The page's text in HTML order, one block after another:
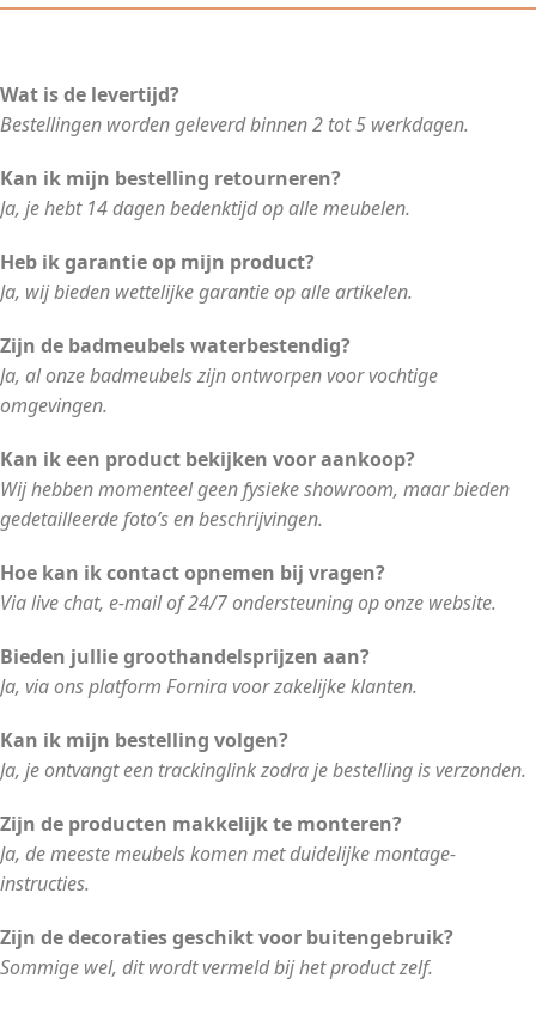
Wat is de levertijd?
Bestellingen worden geleverd binnen 2 tot 5 werkdagen.
Kan ik mijn bestelling retourneren?
Ja, je hebt 14 dagen bedenktijd op alle meubelen.
Heb ik garantie op mijn product?
Ja, wij bieden wettelijke garantie op alle artikelen.
Zijn de badmeubels waterbestendig?
Ja, al onze badmeubels zijn ontworpen voor vochtige
omgevingen.
Kan ik een product bekijken voor aankoop?
Wij hebben momenteel geen fysieke showroom, maar bieden
gedetailleerde foto’s en beschrijvingen.
Hoe kan ik contact opnemen bij vragen?
Via live chat, e-mail of 24/7 ondersteuning op onze website.
Bieden jullie groothandelsprijzen aan?
Ja, via ons platform Fornira voor zakelijke klanten.
Kan ik mijn bestelling volgen?
Ja, je ontvangt een trackinglink zodra je bestelling is verzonden.
Zijn de producten makkelijk te monteren?
Ja, de meeste meubels komen met duidelijke montage-
instructies.
Zijn de decoraties geschikt voor buitengebruik?
Sommige wel, dit wordt vermeld bij het product zelf.